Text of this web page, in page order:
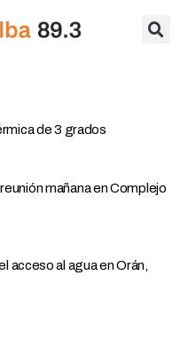
de 3 grados
mañana en Complejo
acceso al agua en Orán,